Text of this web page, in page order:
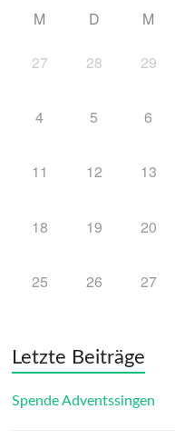
M D M
27 28 29
4 5 6
11 12 13
18 19 20
25 26 27
Letzte Beiträge
Spende Adventssingen